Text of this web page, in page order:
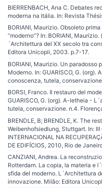
BIERRENBACH, Ana C. Debates
moderna na Itália. In: Revista
BORIANI, Maurizio. Obsoleto
“moderno”? In: BORIANI,
´Architettura del XX secolo tra
Editora Unicopli, 2003. p.7-17.
BORIANI, Maurizio. Un
Moderno. In: GUARISCO, G.
conoscenza, tutela,
BORSI, Franco. Il restauro del
GUARISCO, G. (org). A-letheia -
tutela, conservazione. n.4.
BRENDLE, B; BRENDLE, K. The
Weibenhofsiedlung, Stuttgart. In: III
INTERNACIONAL NA
DE EDIFÍCIOS, 2010, Rio de
CANZIANI, Andrea. La
Rotterdam. La copia, la materia e
sfida del moderno. L´Architettura
innovazione. Milão: Editora